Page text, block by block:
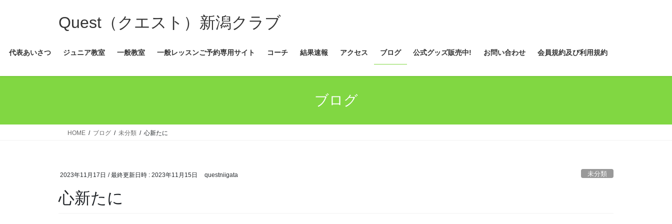
ス
ン
Quest（クエスト）新潟クラブ
代表あいさつ ジュニア教室 一般教室 一般レッスンご予約専用サイト コーチ 結果速報 アクセス ブログ 公式グッズ販売中! お問い合わせ 会員規約及び利用規約
ブログ
HOME ブログ 未分類 心新たに
2023年11月17日 / 最終更新日時 : 2023年11月15日 questniigata 未分類
心新たに